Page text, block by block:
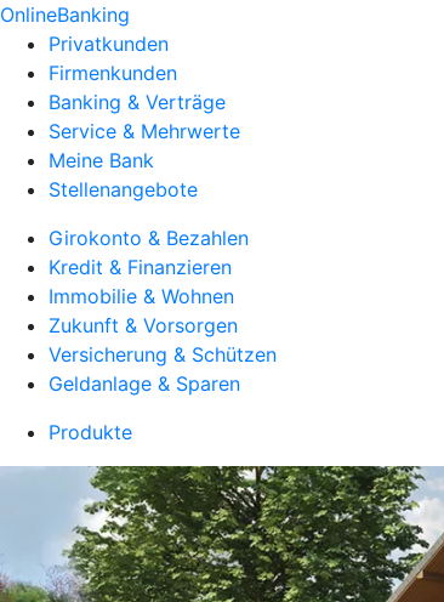
OnlineBanking
Privatkunden
Firmenkunden
Banking & Verträge
Service & Mehrwerte
Meine Bank
Stellenangebote
Girokonto & Bezahlen
Kredit & Finanzieren
Immobilie & Wohnen
Zukunft & Vorsorgen
Versicherung & Schützen
Geldanlage & Sparen
Produkte